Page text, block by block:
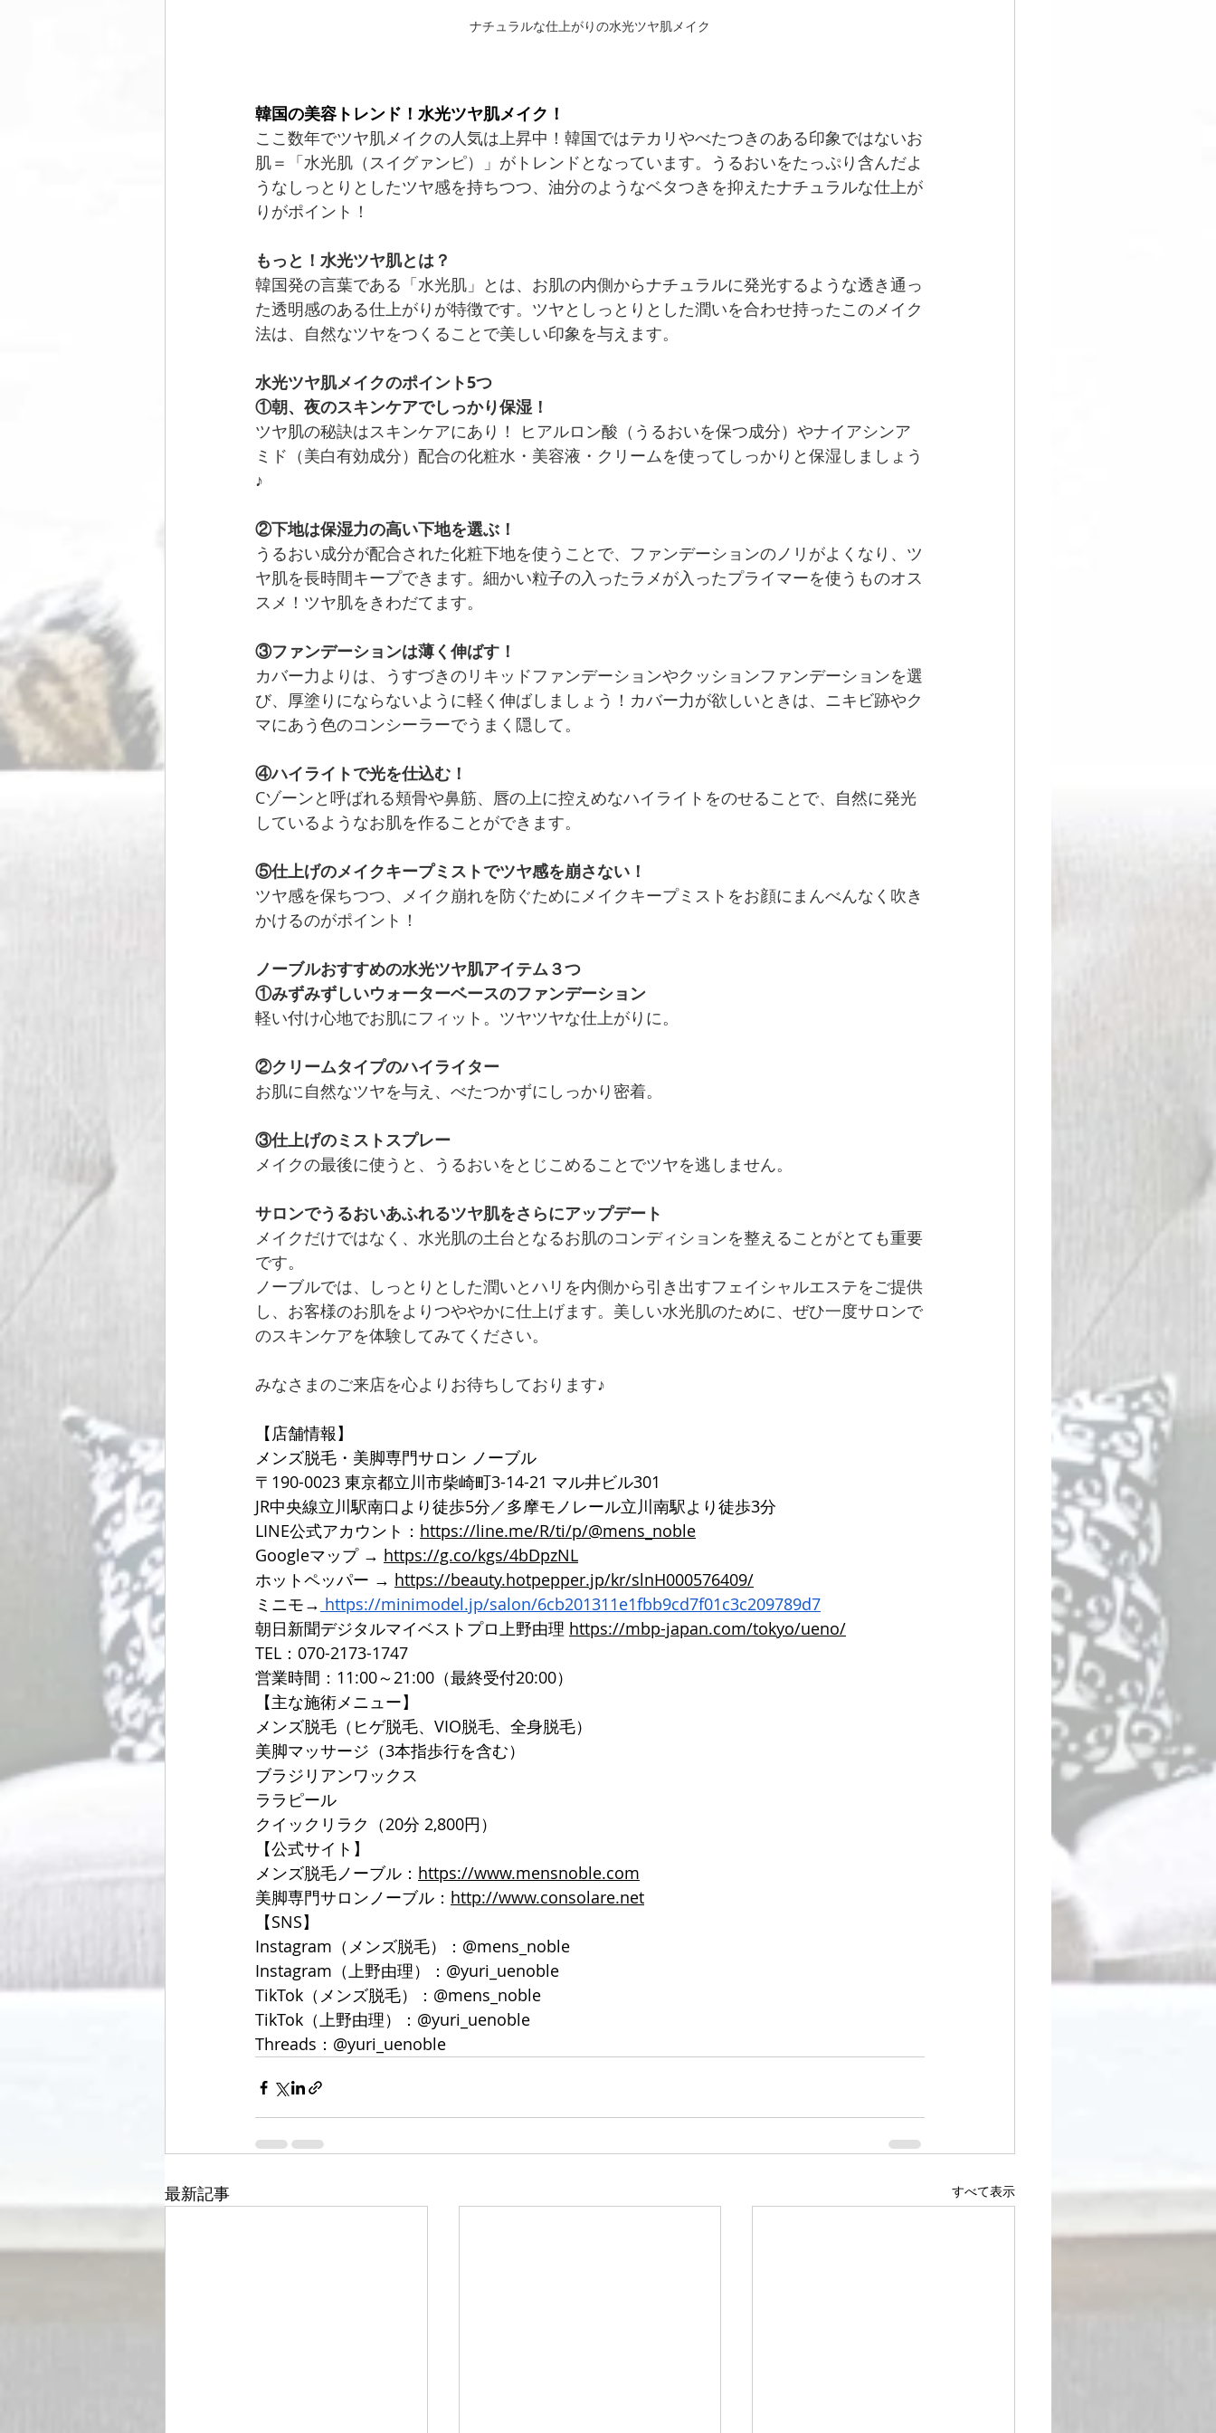
ナチュラルな仕上がりの水光ツヤ肌メイク
韓国の美容トレンド！水光ツヤ肌メイク！
ここ数年でツヤ肌メイクの人気は上昇中！韓国ではテカリやべたつきのある印象ではないお
肌＝「水光肌（スイグァンピ）」がトレンドとなっています。うるおいをたっぷり含んだよ
うなしっとりとしたツヤ感を持ちつつ、油分のようなベタつきを抑えたナチュラルな仕上が
りがポイント！
もっと！水光ツヤ肌とは？
韓国発の言葉である「水光肌」とは、お肌の内側からナチュラルに発光するような透き通っ
た透明感のある仕上がりが特徴です。ツヤとしっとりとした潤いを合わせ持ったこのメイク
法は、自然なツヤをつくることで美しい印象を与えます。
水光ツヤ肌メイクのポイント5つ
①朝、夜のスキンケアでしっかり保湿！
ツヤ肌の秘訣はスキンケアにあり！ ヒアルロン酸（うるおいを保つ成分）やナイアシンア
ミド（美白有効成分）配合の化粧水・美容液・クリームを使ってしっかりと保湿しましょう
♪
②下地は保湿力の高い下地を選ぶ！
うるおい成分が配合された化粧下地を使うことで、ファンデーションのノリがよくなり、ツ
ヤ肌を長時間キープできます。細かい粒子の入ったラメが入ったプライマーを使うものオス
スメ！ツヤ肌をきわだてます。
③ファンデーションは薄く伸ばす！
カバー力よりは、うすづきのリキッドファンデーションやクッションファンデーションを選
び、厚塗りにならないように軽く伸ばしましょう！カバー力が欲しいときは、ニキビ跡やク
マにあう色のコンシーラーでうまく隠して。
④ハイライトで光を仕込む！
Cゾーンと呼ばれる頬骨や鼻筋、唇の上に控えめなハイライトをのせることで、自然に発光
しているようなお肌を作ることができます。
⑤仕上げのメイクキープミストでツヤ感を崩さない！
ツヤ感を保ちつつ、メイク崩れを防ぐためにメイクキープミストをお顔にまんべんなく吹き
かけるのがポイント！
ノーブルおすすめの水光ツヤ肌アイテム３つ
①みずみずしいウォーターベースのファンデーション
軽い付け心地でお肌にフィット。ツヤツヤな仕上がりに。
②クリームタイプのハイライター
お肌に自然なツヤを与え、べたつかずにしっかり密着。
③仕上げのミストスプレー
メイクの最後に使うと、うるおいをとじこめることでツヤを逃しません。
サロンでうるおいあふれるツヤ肌をさらにアップデート
メイクだけではなく、水光肌の土台となるお肌のコンディションを整えることがとても重要
です。
ノーブルでは、しっとりとした潤いとハリを内側から引き出すフェイシャルエステをご提供
し、お客様のお肌をよりつややかに仕上げます。美しい水光肌のために、ぜひ一度サロンで
のスキンケアを体験してみてください。
みなさまのご来店を心よりお待ちしております♪
【店舗情報】
メンズ脱毛・美脚専門サロン ノーブル
〒190-0023 東京都立川市柴崎町3-14-21 マル井ビル301
JR中央線立川駅南口より徒歩5分／多摩モノレール立川南駅より徒歩3分
LINE公式アカウント： https://line.me/R/ti/p/@mens_noble
Googleマップ → https://g.co/kgs/4bDpzNL
ホットペッパー → https://beauty.hotpepper.jp/kr/slnH000576409/
ミニモ→ https://minimodel.jp/salon/6cb201311e1fbb9cd7f01c3c209789d7
朝日新聞デジタルマイベストプロ上野由理 https://mbp-japan.com/tokyo/ueno/
TEL：070-2173-1747
営業時間：11:00～21:00（最終受付20:00）
【主な施術メニュー】
メンズ脱毛（ヒゲ脱毛、VIO脱毛、全身脱毛）
美脚マッサージ（3本指歩行を含む）
ブラジリアンワックス
ララピール
クイックリラク（20分 2,800円）
【公式サイト】
メンズ脱毛ノーブル： https://www.mensnoble.com
美脚専門サロンノーブル： http://www.consolare.net
【SNS】
Instagram（メンズ脱毛）：@mens_noble
Instagram（上野由理）：@yuri_uenoble
TikTok（メンズ脱毛）：@mens_noble
TikTok（上野由理）：@yuri_uenoble
Threads：@yuri_uenoble
最新記事 すべて表示